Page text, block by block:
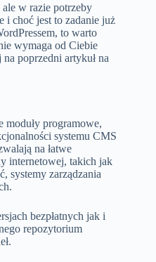
w razie potrzeby
i choć jest to zadanie już
to warto
wymaga od Ciebie
poprzedni artykuł na
programowe,
systemu CMS
na łatwe
internetowej, takich jak
systemy zarządzania
bezpłatnych jak i
repozytorium